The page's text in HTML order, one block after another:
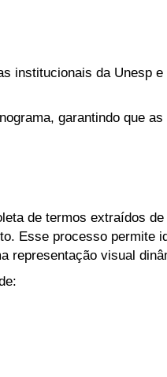
institucionais da Unesp
garantindo que
de termos extraídos
Esse processo permite
representação visual